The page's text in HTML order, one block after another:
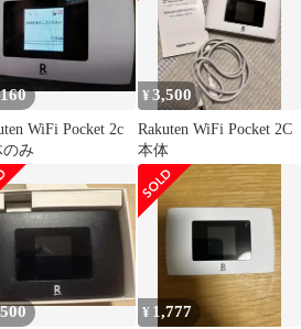
WiFi Pocket 2c
み
¥3,500
Rakuten WiFi Pocket 2C
本体
¥ 1,777